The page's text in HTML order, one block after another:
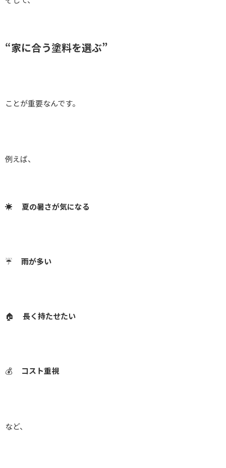
“家に合う塗料を選ぶ”
ことが重要なんです。
例えば、
☀️ 夏の暑さが気になる
☔ 雨が多い
🏠 長く持たせたい
💰 コスト重視
など、